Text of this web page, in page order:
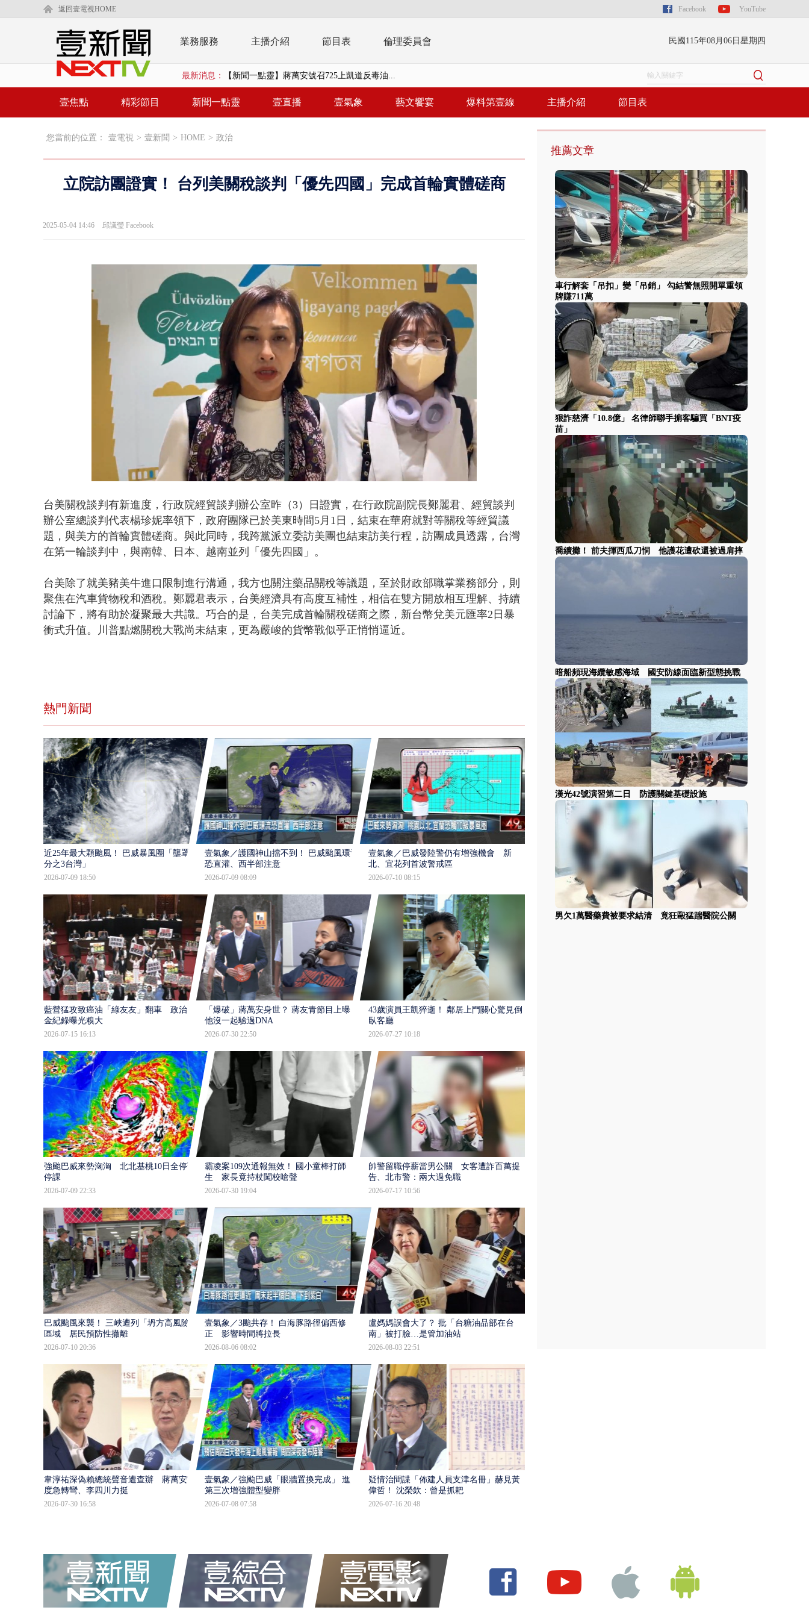
返回壹電視HOME Facebook YouTube
業務服務 主播介紹 節目表 倫理委員會 民國115年08月06日星期四
最新消息： 【新聞一點靈】蔣萬安號召725上凱道反毒油...
狠詐慈濟「10.8億」 名律師聯手掮客騙買「B...
父親節泡湯？ 白海豚逼近「明恐海警」北台...
「關公聖誕」拚新北選情！ 李四川、蘇巧慧...
壹焦點 精彩節目 新聞一點靈 壹直播 壹氣象 藝文饗宴 爆料第壹線 主播介紹 節目表
您當前的位置： 壹電視 > 壹新聞 > HOME > 政治
立院訪團證實！ 台列美關稅談判「優先四國」完成首輪實體磋商
2025-05-04 14:46 邱議瑩 Facebook
Unmute Loaded:
42.57%
台美關稅談判有新進度，行政院經貿談判辦公室昨（3）日證實，在行政院副院長鄭麗君、經貿談判
辦公室總談判代表楊珍妮率領下，政府團隊已於美東時間5月1日，結束在華府就對等關稅等經貿議
題，與美方的首輪實體磋商。與此同時，我跨黨派立委訪美團也結束訪美行程，訪團成員透露，台灣
在第一輪談判中，與南韓、日本、越南並列「優先四國」。
台美除了就美豬美牛進口限制進行溝通，我方也關注藥品關稅等議題，至於財政部職掌業務部分，則
聚焦在汽車貨物稅和酒稅。鄭麗君表示，台美經濟具有高度互補性，相信在雙方開放相互理解、持續
討論下，將有助於凝聚最大共識。巧合的是，台美完成首輪關稅磋商之際，新台幣兌美元匯率2日暴
衝式升值。川普點燃關稅大戰尚未結束，更為嚴峻的貨幣戰似乎正悄悄逼近。
熱門新聞
近25年最大顆颱風！ 巴威暴風圈「壟罩4
分之3台灣」
2026-07-09 18:50
壹氣象／護國神山擋不到！ 巴威颱風環流
恐直灌、西半部注意
2026-07-09 08:09
壹氣象／巴威發陸警仍有增強機會 新
北、宜花列首波警戒區
2026-07-10 08:15
藍營猛攻致癌油「綠友友」翻車 政治獻
金紀錄曝光糗大
2026-07-15 16:13
「爆破」蔣萬安身世？ 蔣友青節目上曝：
他沒一起驗過DNA
2026-07-30 22:50
43歲演員王凱猝逝！ 鄰居上門關心驚見倒
臥客廳
2026-07-27 10:18
強颱巴威來勢洶洶 北北基桃10日全停班
停課
2026-07-09 22:33
霸凌案109次通報無效！ 國小童棒打師
生 家長竟持杖闖校嗆聲
2026-07-30 19:04
帥警留職停薪當男公關 女客遭詐百萬提
告、北市警：兩大過免職
2026-07-17 10:56
巴威颱風來襲！ 三峽遭列「坍方高風險」
區域 居民預防性撤離
2026-07-10 20:36
壹氣象／3颱共存！ 白海豚路徑偏西修
正 影響時間將拉長
2026-08-06 08:02
盧媽媽誤會大了？ 批「台糖油品部在台
南」被打臉…是管加油站
2026-08-03 22:51
韋淳祐深偽賴總統聲音遭查辦 蔣萬安態
度急轉彎、李四川力挺
2026-07-30 16:58
壹氣象／強颱巴威「眼牆置換完成」 進入
第三次增強體型變胖
2026-07-08 07:58
疑情治間諜「佈建人員支津名冊」赫見黃
偉哲！ 沈榮欽：曾是抓耙
2026-07-16 20:48
推薦文章
車行解套「吊扣」變「吊銷」 勾結警無照開單重領
牌賺711萬
狠詐慈濟「10.8億」 名律師聯手掮客騙買「BNT疫
苗」
喬續攤！ 前夫揮西瓜刀恫 他護花遭砍還被過肩摔
暗船頻現海纜敏感海域 國安防線面臨新型態挑戰
漢光42號演習第二日 防護關鍵基礎設施
男欠1萬醫藥費被要求結清 竟狂毆猛踹醫院公關